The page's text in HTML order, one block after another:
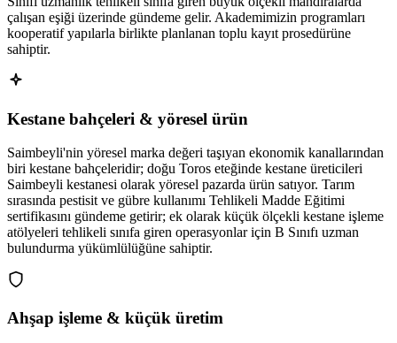
çalışan eşiği üzerinde gündeme gelir. Akademimizin programları
kooperatif yapılarla birlikte planlanan toplu kayıt prosedürüne
sahiptir.
Kestane bahçeleri & yöresel ürün
Saimbeyli'nin yöresel marka değeri taşıyan ekonomik kanallarından
biri kestane bahçeleridir; doğu Toros eteğinde kestane üreticileri
Saimbeyli kestanesi olarak yöresel pazarda ürün satıyor. Tarım
sırasında pestisit ve gübre kullanımı Tehlikeli Madde Eğitimi
sertifikasını gündeme getirir; ek olarak küçük ölçekli kestane işleme
atölyeleri tehlikeli sınıfa giren operasyonlar için B Sınıfı uzman
bulundurma yükümlülüğüne sahiptir.
Ahşap işleme & küçük üretim